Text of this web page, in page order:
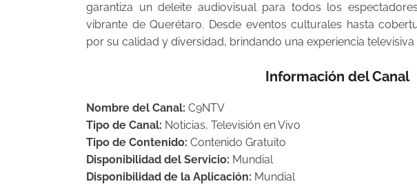
garantiza un deleite audiovisual para todos los
vibrante de Querétaro. Desde eventos culturales hasta
por su calidad y diversidad, brindando una experiencia
Información del Canal
Nombre del Canal: C9NTV
Tipo de Canal: Noticias, Televisión en Vivo
Tipo de Contenido: Contenido Gratuito
Disponibilidad del Servicio: Mundial
Disponibilidad de la Aplicación: Mundial